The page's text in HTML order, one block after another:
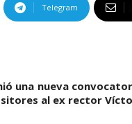
Telegram
una nueva
al ex rector